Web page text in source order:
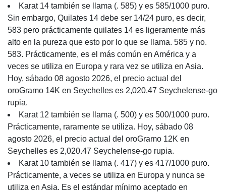
Karat 14 también se llama (. 585) y es 585/1000 puro.
Sin embargo, Quilates 14 debe ser 14/24 puro, es decir,
583 pero prácticamente quilates 14 es ligeramente más
alto en la pureza que esto por lo que se llama. 585 y no.
583. Prácticamente, es el más común en América y a
veces se utiliza en Europa y rara vez se utiliza en Asia.
Hoy, sábado 08 agosto 2026, el precio actual del
oroGramo 14K en Seychelles es 2,020.47 Seychelense-go
rupia.
Karat 12 también se llama (. 500) y es 500/1000 puro.
Prácticamente, raramente se utiliza. Hoy, sábado 08
agosto 2026, el precio actual del oroGramo 12K en
Seychelles es 2,020.47 Seychelense-go rupia.
Karat 10 también se llama (. 417) y es 417/1000 puro.
Prácticamente, a veces se utiliza en Europa y nunca se
utiliza en Asia. Es el estándar mínimo aceptado en